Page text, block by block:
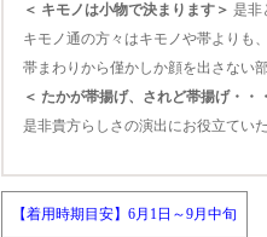
＜ キモノは小物で決まります＞ 是非
キモノ通の方々はキモノや帯よりも
帯まわりから僅かしか顔を出さない
＜ たかが帯揚げ、されど帯揚げ・・
是非貴方らしさの演出にお役立てい
【着用時期目安】6月1日～9月中旬